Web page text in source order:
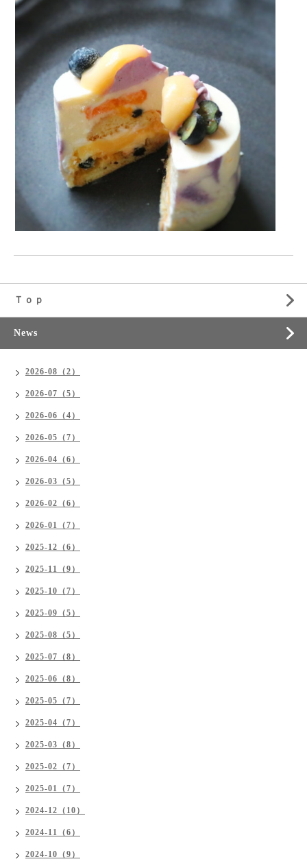
Ｔｏｐ
News
2026-08（2）
2026-07（5）
2026-06（4）
2026-05（7）
2026-04（6）
2026-03（5）
2026-02（6）
2026-01（7）
2025-12（6）
2025-11（9）
2025-10（7）
2025-09（5）
2025-08（5）
2025-07（8）
2025-06（8）
2025-05（7）
2025-04（7）
2025-03（8）
2025-02（7）
2025-01（7）
2024-12（10）
2024-11（6）
2024-10（9）